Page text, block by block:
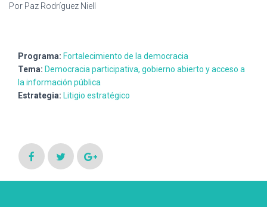
Por Paz Rodríguez Niell
Programa: Fortalecimiento de la democracia
Tema: Democracia participativa, gobierno abierto y acceso a
la información pública
Estrategia: Litigio estratégico